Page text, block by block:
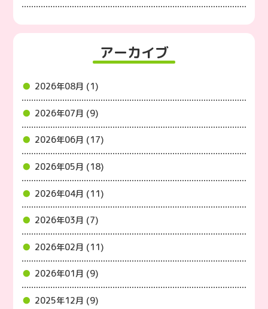
アーカイブ
2026年08月 (1)
2026年07月 (9)
2026年06月 (17)
2026年05月 (18)
2026年04月 (11)
2026年03月 (7)
2026年02月 (11)
2026年01月 (9)
2025年12月 (9)